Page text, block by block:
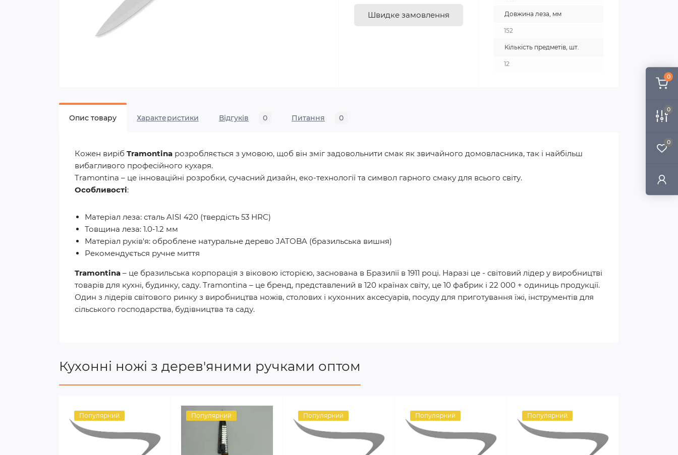
0
0
0
Швидке замовлення Довжина леза, мм
152
Кількість предметів, шт.
12
Опис товару Характеристики Відгуків 0 Питання 0
Кожен виріб Tramontina розробляється з умовою, щоб він зміг задовольнити смак як звичайного домовласника, так і найбільш
вибагливого професійного кухаря.
Tramontina – це інноваційні розробки, сучасний дизайн, еко-технології та символ гарного смаку для всього світу.
Особливості:
Матеріал леза: сталь AISI 420 (твердість 53 HRC)
Товщина леза: 1.0-1.2 мм
Матеріал руків'я: оброблене натуральне дерево JATOBA (бразильська вишня)
Рекомендується ручне миття
Tramontina – це бразильська корпорація з віковою історією, заснована в Бразилії в 1911 році. Наразі це - світовий лідер у виробництві
товарів для кухні, будинку, саду. Tramontina – це бренд, представлений в 120 країнах світу, це 10 фабрик і 22 000 + одиниць продукції.
Один з лідерів світового ринку з виробництва ножів, столових і кухонних аксесуарів, посуду для приготування їжі, інструментів для
сільського господарства, будівництва та саду.
Кухонні ножі з дерев'яними ручками оптом
Популярний Популярний Популярний Популярний Популярний